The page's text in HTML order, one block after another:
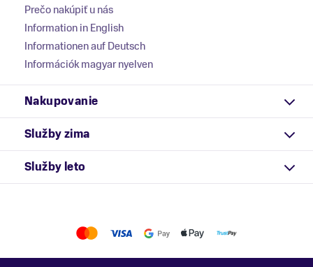
Prečo nakúpiť u nás
Information in English
Informationen auf Deutsch
Információk magyar nyelven
Nakupovanie
Služby zima
Služby leto